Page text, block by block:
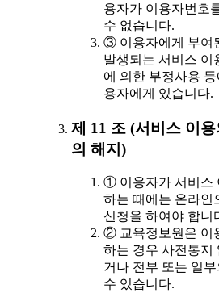
용자가 이용자번호
수 없습니다.
③ 이용자에게 부여
발생되는 서비스 이
에 의한 부정사용 등
용자에게 있습니다.
제 11 조 (서비스 이
의 해지)
① 이용자가 서비스
하는 때에는 온라인
신청을 하여야 합니
② 교육정보원은 이
하는 경우 사전통지
거나 전부 또는 일
수 있습니다.